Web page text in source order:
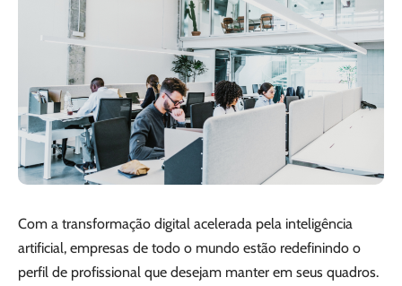
Com a transformação digital acelerada pela inteligência
artificial, empresas de todo o mundo estão redefinindo o
perfil de profissional que desejam manter em seus quadros.